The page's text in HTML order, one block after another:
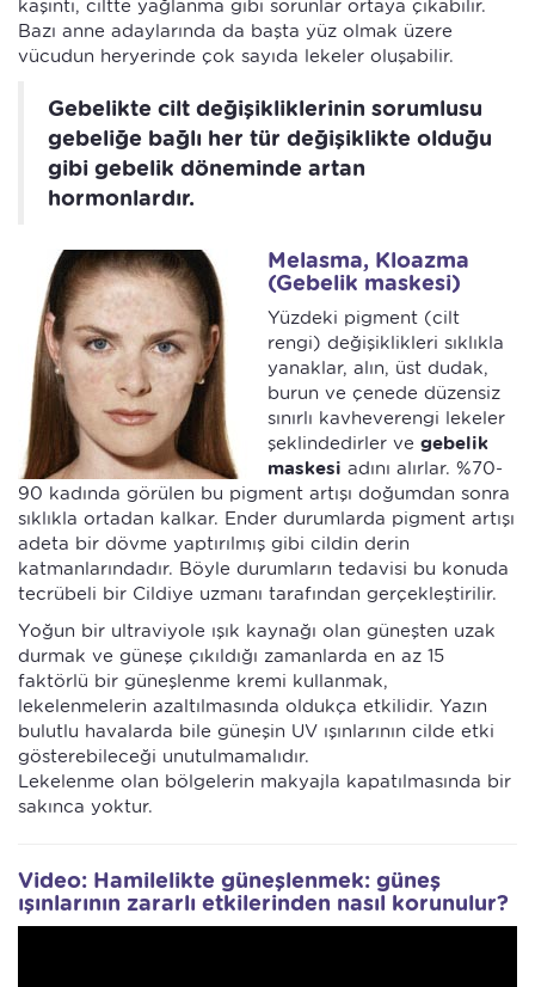
kaşıntı, ciltte yağlanma gibi sorunlar ortaya çıkabilir.
Bazı anne adaylarında da başta yüz olmak üzere
vücudun heryerinde çok sayıda lekeler oluşabilir.
Gebelikte cilt değişikliklerinin sorumlusu
gebeliğe bağlı her tür değişiklikte olduğu
gibi gebelik döneminde artan
hormonlardır.
Melasma, Kloazma
(Gebelik maskesi)
Yüzdeki pigment (cilt
rengi) değişiklikleri sıklıkla
yanaklar, alın, üst dudak,
burun ve çenede düzensiz
sınırlı kavheverengi lekeler
şeklindedirler ve gebelik
maskesi adını alırlar. %70-
90 kadında görülen bu pigment artışı doğumdan sonra
sıklıkla ortadan kalkar. Ender durumlarda pigment artışı
adeta bir dövme yaptırılmış gibi cildin derin
katmanlarındadır. Böyle durumların tedavisi bu konuda
tecrübeli bir Cildiye uzmanı tarafından gerçekleştirilir.
Yoğun bir ultraviyole ışık kaynağı olan güneşten uzak
durmak ve güneşe çıkıldığı zamanlarda en az 15
faktörlü bir güneşlenme kremi kullanmak,
lekelenmelerin azaltılmasında oldukça etkilidir. Yazın
bulutlu havalarda bile güneşin UV ışınlarının cilde etki
gösterebileceği unutulmamalıdır.
Lekelenme olan bölgelerin makyajla kapatılmasında bir
sakınca yoktur.
Video: Hamilelikte güneşlenmek: güneş
ışınlarının zararlı etkilerinden nasıl korunulur?